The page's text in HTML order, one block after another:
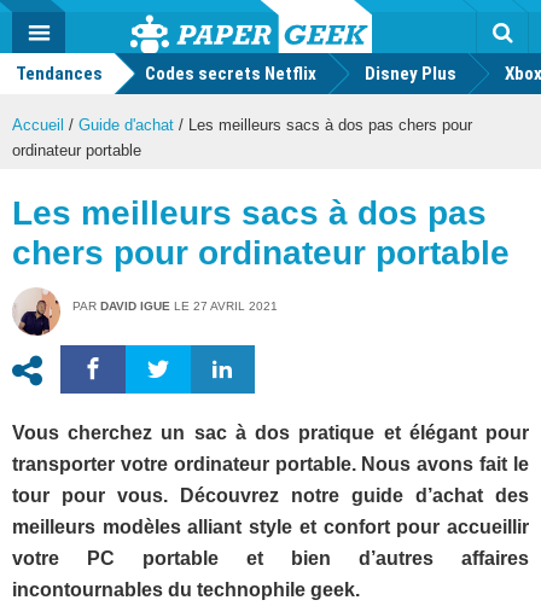
Actu
geek
MENU
Tendances Codes secrets Netflix Disney Plus
Accueil / Guide d'achat / Les meilleurs sacs à dos pas chers pour
ordinateur portable
Les meilleurs sacs à dos pas
chers pour ordinateur portable
PAR DAVID IGUE LE 27 AVRIL 2021
Vous cherchez un sac à dos pratique et élégant pour
transporter votre ordinateur portable. Nous avons fait le
tour pour vous. Découvrez notre guide d’achat des
meilleurs modèles alliant style et confort pour accueillir
votre PC portable et bien d’autres affaires
incontournables du technophile geek.
Mode
FacebookTwitter Youtube